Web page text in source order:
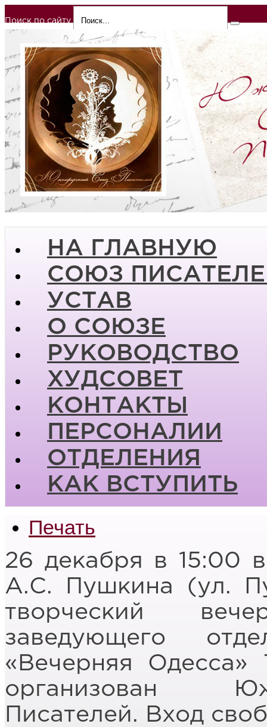
Поиск по сайту
НА ГЛАВНУЮ
СОЮЗ
УСТАВ
О СОЮЗЕ
РУКОВОДСТВО
ХУДСОВЕТ
КОНТАКТЫ
ПЕРСОНАЛИИ
ОТДЕЛЕНИЯ
КАК ВСТУПИТЬ
Печать
26 декабря в 15:00
А.С. Пушкина (ул.
творческий
заведующего
«Вечерняя
организован
Писателей.
Вход